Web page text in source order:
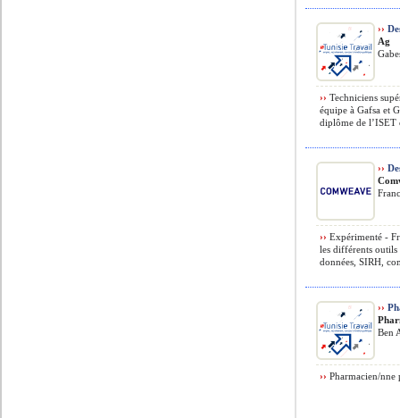
››
Ag
›› Techniciens
équipe à Gafsa et
diplôme de l’ISET
››
›› Expérimenté -
les différents outils
données, SIRH,
››
Ben
›› Pharmacien/nne